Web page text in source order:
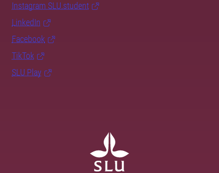
Instagram SLU.student
LinkedIn
Facebook
TikTok
SLU Play